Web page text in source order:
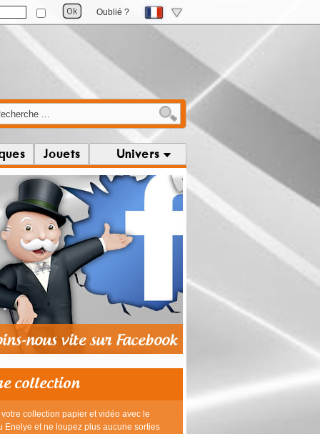
Oublié ?
Jouets Univers
collection
collection papier et vidéo avec le
Enelye et ne loupez plus aucune sorties